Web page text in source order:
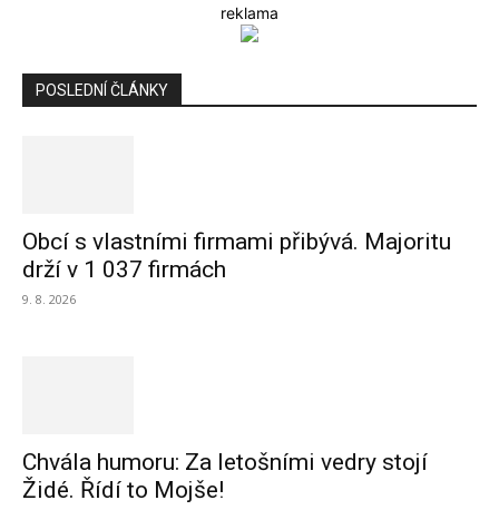
reklama
POSLEDNÍ ČLÁNKY
Obcí s vlastními firmami přibývá. Majoritu
drží v 1 037 firmách
9. 8. 2026
Chvála humoru: Za letošními vedry stojí
Židé. Řídí to Mojše!